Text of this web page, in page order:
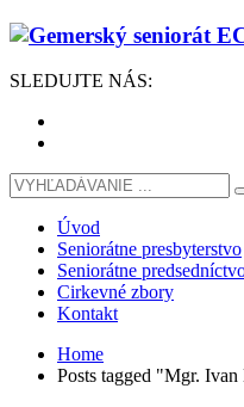
SLEDUJTE NÁS:
Úvod
Seniorátne presbyterstvo
Seniorátne
Cirkevné zbory
Kontakt
Home
Posts tagged "Mgr.